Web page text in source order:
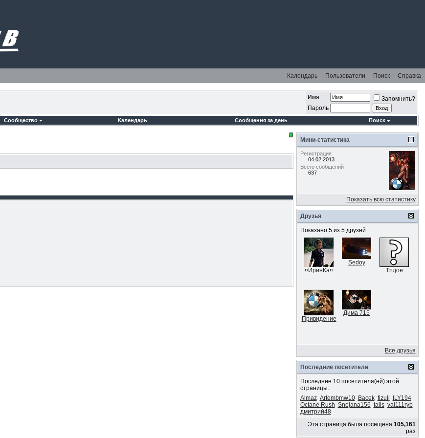
Календарь Пользователи Поиск Справка
Имя
Запомнить?
Пароль
Сообщество Календарь Сообщения за день Поиск
Мини-статистика
Регистрация
04.02.2013
Всего сообщений
637
Показать всю статистику
Друзья
Показано 5 из 5 друзей
¤ИринКа¤
Sedoy
Trujoe
Привидение
Дима 715
Все друзья
Последние посетители
Последние 10 посетителя(ей) этой
страницы:
Almaz Artembmw10 Bacek fizuli
ILY194
Octane Rush Snejana156 talis val111ryb
дмитрий48
Эта страница была посещена 105,161
раз